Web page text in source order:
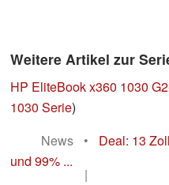
Weitere Artikel zur
HP EliteBook x360 1030
1030 Serie)
News
•
Deal: 13
und 99% ...
|